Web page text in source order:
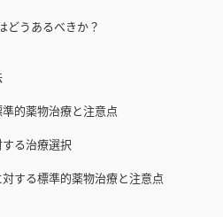
どうあるべきか？
的薬物治療と注意点
る治療選択
する標準的薬物治療と注意点